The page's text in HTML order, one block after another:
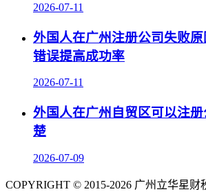
2026-07-11
外国人在广州注册公司失败
错误提高成功率
2026-07-11
外国人在广州自贸区可以注
楚
2026-07-09
COPYRIGHT © 2015-2026 广州立华星